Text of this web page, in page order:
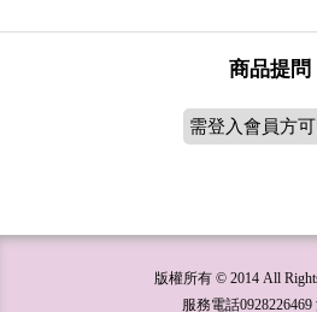
商品提問
需登入會員方
版權所有 © 2014 All
服務電話0928226469